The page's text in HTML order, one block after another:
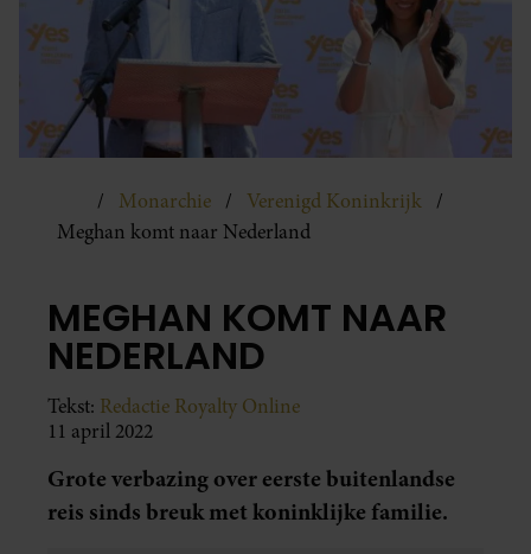
Monarchie
Verenigd Koninkrijk
Meghan komt naar Nederland
MEGHAN KOMT NAAR
NEDERLAND
Tekst: Redactie Royalty Online
11 april 2022
Grote verbazing over eerste buitenlandse
reis sinds breuk met koninklijke familie.